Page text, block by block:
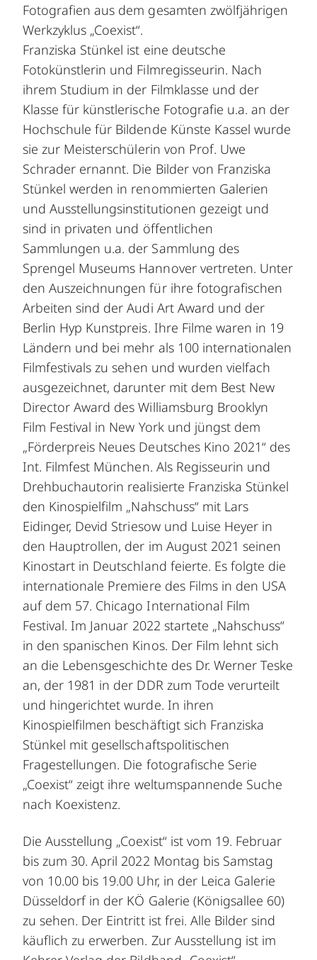
Fotografien aus dem gesamten zwölfjährigen
Werkzyklus „Coexist“.
Franziska Stünkel ist eine deutsche
Fotokünstlerin und Filmregisseurin. Nach
ihrem Studium in der Filmklasse und der
Klasse für künstlerische Fotografie u.a. an der
Hochschule für Bildende Künste Kassel wurde
sie zur Meisterschülerin von Prof. Uwe
Schrader ernannt. Die Bilder von Franziska
Stünkel werden in renommierten Galerien
und Ausstellungsinstitutionen gezeigt und
sind in privaten und öffentlichen
Sammlungen u.a. der Sammlung des
Sprengel Museums Hannover vertreten. Unter
den Auszeichnungen für ihre fotografischen
Arbeiten sind der Audi Art Award und der
Berlin Hyp Kunstpreis. Ihre Filme waren in 19
Ländern und bei mehr als 100 internationalen
Filmfestivals zu sehen und wurden vielfach
ausgezeichnet, darunter mit dem Best New
Director Award des Williamsburg Brooklyn
Film Festival in New York und jüngst dem
„Förderpreis Neues Deutsches Kino 2021“ des
Int. Filmfest München. Als Regisseurin und
Drehbuchautorin realisierte Franziska Stünkel
den Kinospielfilm „Nahschuss“ mit Lars
Eidinger, Devid Striesow und Luise Heyer in
den Hauptrollen, der im August 2021 seinen
Kinostart in Deutschland feierte. Es folgte die
internationale Premiere des Films in den USA
auf dem 57. Chicago International Film
Festival. Im Januar 2022 startete „Nahschuss“
in den spanischen Kinos. Der Film lehnt sich
an die Lebensgeschichte des Dr. Werner Teske
an, der 1981 in der DDR zum Tode verurteilt
und hingerichtet wurde. In ihren
Kinospielfilmen beschäftigt sich Franziska
Stünkel mit gesellschaftspolitischen
Fragestellungen. Die fotografische Serie
„Coexist“ zeigt ihre weltumspannende Suche
nach Koexistenz.
Die Ausstellung „Coexist“ ist vom 19. Februar
bis zum 30. April 2022 Montag bis Samstag
von 10.00 bis 19.00 Uhr, in der Leica Galerie
Düsseldorf in der KÖ Galerie (Königsallee 60)
zu sehen. Der Eintritt ist frei. Alle Bilder sind
käuflich zu erwerben. Zur Ausstellung ist im